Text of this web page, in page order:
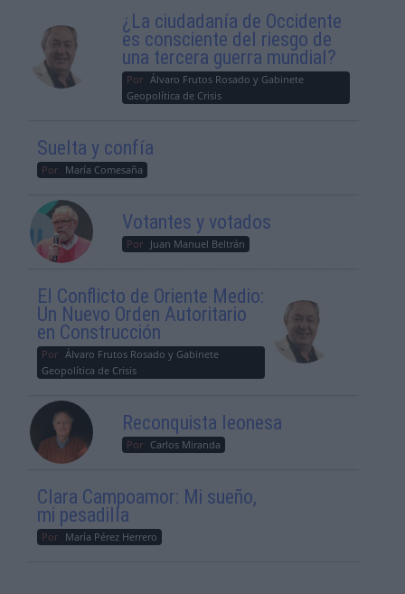
¿La ciudadanía de Occidente
es consciente del riesgo de
una tercera guerra mundial?
Por Álvaro Frutos Rosado y Gabinete
Geopolítica de Crisis
Suelta y confía
Por María Comesaña
Votantes y votados
Por Juan Manuel Beltrán
El Conflicto de Oriente Medio:
Un Nuevo Orden Autoritario
en Construcción
Por Álvaro Frutos Rosado y Gabinete
Geopolítica de Crisis
Reconquista leonesa
Por Carlos Miranda
Clara Campoamor: Mi sueño,
mi pesadilla
Por María Pérez Herrero